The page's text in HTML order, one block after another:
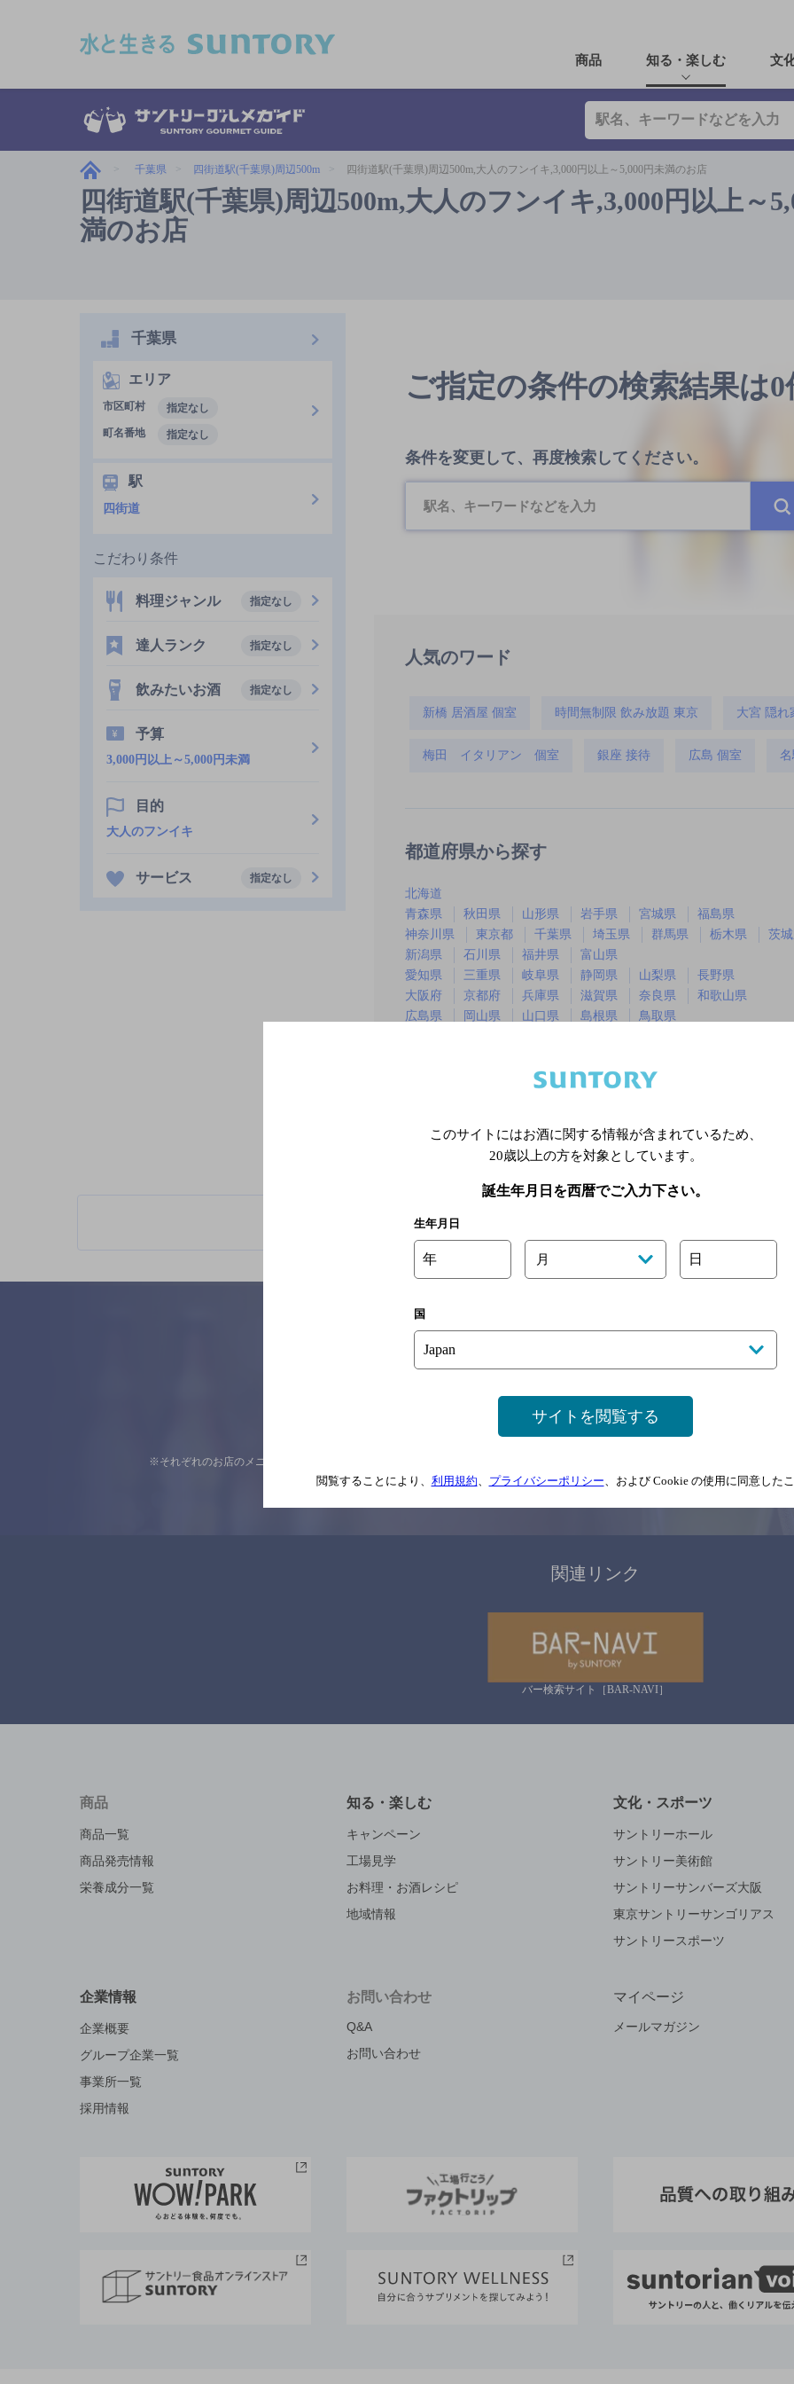
商品 知る・楽しむ 文
千葉県 四街道駅(千葉県)周辺500m 四街道駅(千葉県)周辺500m,大人のフンイキ,3,000円以上～5,000円未満のお店
四街道駅(千葉県)周辺500m,大人のフンイキ,3,000円以上～
満のお店
ご指定の条件の検索結果は0
条件を変更して、再度検索してください。
人気のワード
新橋 居酒屋 個室 時間無制限 飲み放題 東京 大宮 隠れ
梅田 イタリアン 個室 銀座 接待 広島 個室
都道府県から探す
北海道
青森県
秋田県 山形県 岩手県 宮城県
福島県
神奈川県
東京都 千葉県 埼玉県 群馬県 栃木県
茨
新潟県
石川県 福井県
富山県
愛知県
三重県 岐阜県 静岡県 山梨県
長野県
大阪府
京都府 兵庫県 滋賀県 奈良県
和歌山県
広島県
岡山県 山口県 島根県
鳥取県
※店舗によりハイボール取り扱い銘
千葉県
エリア
市区町村
指定なし
町名番地
指定なし
駅
四街道
こだわり条件
料理ジャンル 指定なし
達人ランク 指定なし
飲みたいお酒 指定なし
予算
3,000円以上～5,000円未満
目的
大人のフンイキ
サービス 指定なし
ご意見・ご感想
※それぞれのお店のメニューや営業時間などの掲載情報については、 念のためお店にご確
関連リンク
バー検索サイト［BAR-NAVI］
商品
商品一覧
商品発売情報
栄養成分一覧
知る・楽しむ
キャンペーン
工場見学
お料理・お酒レシピ
地域情報
文化・スポーツ
サントリーホール
サントリー美術館
サントリーサンバーズ大阪
東京サントリーサンゴリアス
サントリースポーツ
企業情報
企業概要
グループ企業一覧
事業所一覧
採用情報
お問い合わせ
Q&A
お問い合わせ
マイページ
メールマガジン
このサイトにはお酒に関する情報が含まれているため、
20歳以上の方を対象としています。
誕生年月日を西暦でご入力下さい。
生年月日
年 月 日
国
サイトを閲覧する
閲覧することにより、 利用規約、 プライバシーポリシー、および Cookie の使用に同意した